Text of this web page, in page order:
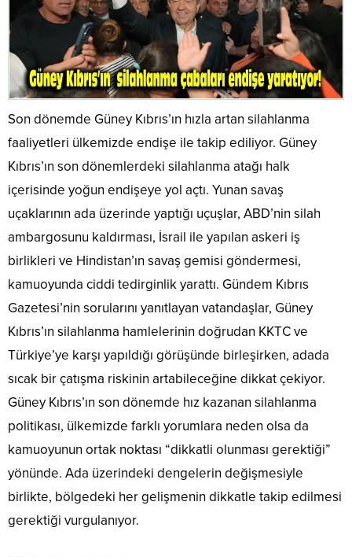
Son dönemde Güney Kıbrıs’ın hızla artan silahlanma
faaliyetleri ülkemizde endişe ile takip ediliyor. Güney
Kıbrıs’ın son dönemlerdeki silahlanma atağı halk
içerisinde yoğun endişeye yol açtı. Yunan savaş
uçaklarının ada üzerinde yaptığı uçuşlar, ABD’nin silah
ambargosunu kaldırması, İsrail ile yapılan askeri iş
birlikleri ve Hindistan’ın savaş gemisi göndermesi,
kamuoyunda ciddi tedirginlik yarattı. Gündem Kıbrıs
Gazetesi’nin sorularını yanıtlayan vatandaşlar, Güney
Kıbrıs’ın silahlanma hamlelerinin doğrudan KKTC ve
Türkiye’ye karşı yapıldığı görüşünde birleşirken, adada
sıcak bir çatışma riskinin artabileceğine dikkat çekiyor.
Güney Kıbrıs’ın son dönemde hız kazanan silahlanma
politikası, ülkemizde farklı yorumlara neden olsa da
kamuoyunun ortak noktası “dikkatli olunması gerektiği”
yönünde. Ada üzerindeki dengelerin değişmesiyle
birlikte, bölgedeki her gelişmenin dikkatle takip edilmesi
gerektiği vurgulanıyor.